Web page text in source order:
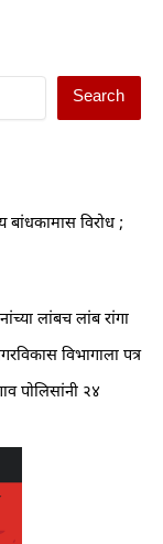
Search
बांधकामास विरोध ;
लांबच लांब रांगा
विभागाला पत्र
पोलिसांनी २४